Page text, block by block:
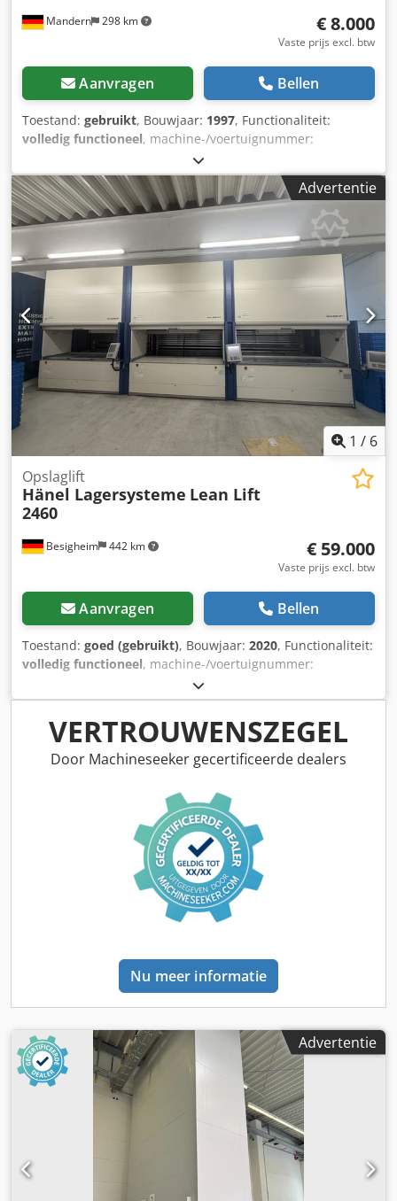
Mandern 298 km € 8.000
Vaste prijs excl. btw
Aanvragen Bellen
Toestand: gebruikt, Bouwjaar: 1997, Functionaliteit:
volledig functioneel, machine-/voertuignummer:
, totale hoogte:6.500 mm
3.500 mm, totale lengte:2.000 mm, draagvermogen per
opslagsectie:200 kg, Dit betreft een paternosterkast van
Bellheimer Metallwerk GmbH voor zelfafhaling, met de
buitenafmetingen (L x B x H): 2000 x 3500 x 6500 mm.
Codpfxjzhu Tfj Ah Esha Toegestane totale nuttige last: 6330
kg Toegestane vakbelasting bij gelijkmatige
gewichtsverdeling: maximaal 240/200 kg Vakafmetingen (L
x B x H): 590 x 2900 x 300 mm De paternosterkast is
volledig functioneel en kan ter plaatse bezichtigd worden.
Advertentie
1 / 6
Besigheim 442 km
Opslaglift
Hänel Lagersysteme Lean Lift
2460
€ 59.000
Vaste prijs excl. btw
Aanvragen Bellen
Toestand: goed (gebruikt), Bouwjaar: 2020, Functionaliteit:
volledig functioneel, machine-/voertuignummer:
MB2601LS112VLMG/FCRJ01 S37DRS71M4/BE05/TH/LN
Hänel Lean-Lift 2460 | Bouwjaar 2020 | 20 t
draagvermogen | Pick-by-Light | 3 stuks beschikbaar Te
koop aangeboden: 3 identieke Hänel Lean-Lift verticale
opslagliften uit 2020/2021. De installaties zijn gebruikt in
staat. Ze zijn volledig operationeel en kunnen in overleg
worden bezichtigd. Dankzij de webbesturing, Pick-by-Light
en het hoge draagvermogen zijn de liften ideaal voor
industrie, productie, onderdelenmagazijn, verzending of
geautomatiseerde magazijnoplossingen. Technische
gegevens Fabrikant: Hänel Model: Lean-Lift 2460-
825/281/280/75/470/40HS Bouwjaar: 2020 (2 stuks) / 2021 (1
stuk) Aantal beschikbaar: 3 stuks Apparaathoogte: 3.686
mm Uithaalkhoogte: 890 mm Containers 22 containers per
lift Afmetingen container: Breedte: 2.460 mm Diepte: 825
mm Hoogte: 57 mm Draagvermogen per container: 470 kg
touchscreen besturing MP14-H / HOST-WEB besturing
Chedpfx Aozibyhjh Eoa Webbrowser-gebaseerde
bedieningsinterface Ethernet-aansluiting SOAP-webservice
USB- en RS232-interface Pick-by-Light (Vario) LED-
verlichting Hoogtemeting van het opgeslagen goed
Controle op overlengte Noodbediening
Veiligheidslichtgordijn High-speed uitvoering Functie voor
afstandsbediening Servicedeur rechts Elektrische
gegevens 400 V 50 Hz 7,5 kW hoofd aandrijving
VERTROUWENSZEGEL
Door Machineseeker gecertificeerde dealers
Nu meer informatie
Advertentie